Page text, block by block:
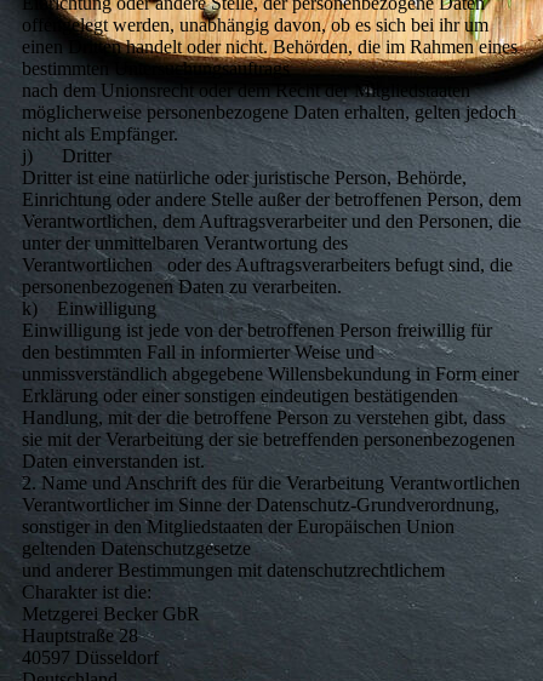
offengelegt werden, unabhängig davon, ob es sich bei ihr um
einen Dritten handelt oder nicht. Behörden, die im Rahmen eines
bestimmten Untersuchungsauftrags
nach dem Unionsrecht oder dem Recht der Mitgliedstaaten
möglicherweise personenbezogene Daten erhalten, gelten jedoch
nicht als Empfänger.
j) Dritter
Dritter ist eine natürliche oder juristische Person, Behörde,
Einrichtung oder andere Stelle außer der betroffenen Person, dem
Verantwortlichen, dem Auftragsverarbeiter und den Personen, die
unter der unmittelbaren Verantwortung des
Verantwortlichen oder des Auftragsverarbeiters befugt sind, die
personenbezogenen Daten zu verarbeiten.
k) Einwilligung
Einwilligung ist jede von der betroffenen Person freiwillig für
den bestimmten Fall in informierter Weise und
unmissverständlich abgegebene Willensbekundung in Form einer
Erklärung oder einer sonstigen eindeutigen bestätigenden
Handlung, mit der die betroffene Person zu verstehen gibt, dass
sie mit der Verarbeitung der sie betreffenden personenbezogenen
Daten einverstanden ist.
2. Name und Anschrift des für die Verarbeitung Verantwortlichen
Verantwortlicher im Sinne der Datenschutz-Grundverordnung,
sonstiger in den Mitgliedstaaten der Europäischen Union
geltenden Datenschutzgesetze
und anderer Bestimmungen mit datenschutzrechtlichem
Charakter ist die:
Metzgerei Becker GbR
Hauptstraße 28
40597 Düsseldorf